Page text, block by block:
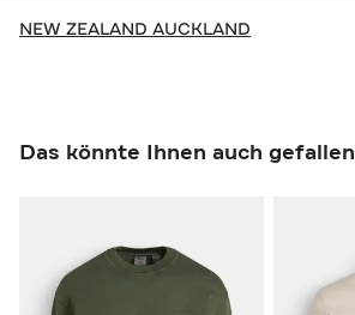
NEW ZEALAND AUCKLAND
Das könnte Ihnen auch gefallen